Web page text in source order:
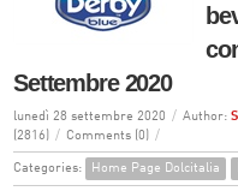
Settembre 2020
lunedì 28 settembre 2020 / Author:
(2816)
/ Comments (0) /
Categories: Home Page Dolcitalia